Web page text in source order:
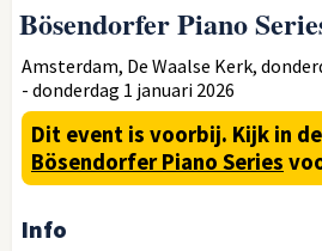
Bösendorfer Piano
Amsterdam, De Waalse Kerk,
- donderdag 1 januari 2026
Dit event is voorbij. Kijk in de
Bösendorfer Piano Series
Info